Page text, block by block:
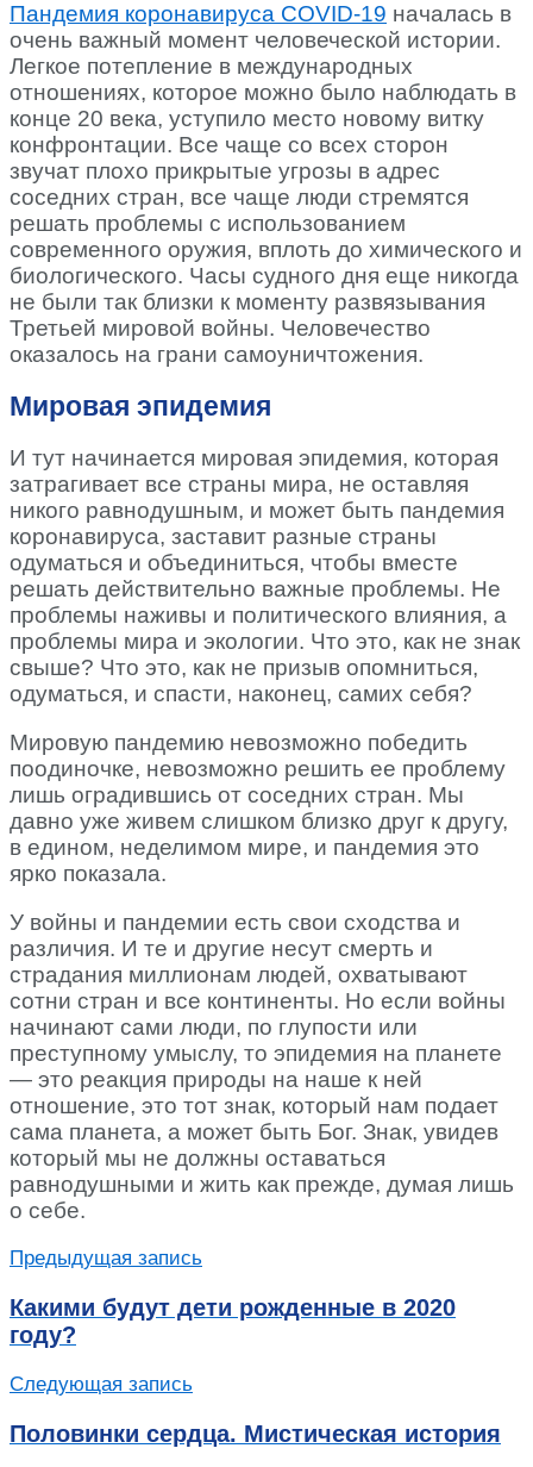
Пандемия коронавируса COVID-19 началась в
очень важный момент человеческой истории.
Легкое потепление в международных
отношениях, которое можно было наблюдать в
конце 20 века, уступило место новому витку
конфронтации. Все чаще со всех сторон
звучат плохо прикрытые угрозы в адрес
соседних стран, все чаще люди стремятся
решать проблемы с использованием
современного оружия, вплоть до химического и
биологического. Часы судного дня еще никогда
не были так близки к моменту развязывания
Третьей мировой войны. Человечество
оказалось на грани самоуничтожения.
Мировая эпидемия
И тут начинается мировая эпидемия, которая
затрагивает все страны мира, не оставляя
никого равнодушным, и может быть пандемия
коронавируса, заставит разные страны
одуматься и объединиться, чтобы вместе
решать действительно важные проблемы. Не
проблемы наживы и политического влияния, а
проблемы мира и экологии. Что это, как не знак
свыше? Что это, как не призыв опомниться,
одуматься, и спасти, наконец, самих себя?
Мировую пандемию невозможно победить
поодиночке, невозможно решить ее проблему
лишь оградившись от соседних стран. Мы
давно уже живем слишком близко друг к другу,
в едином, неделимом мире, и пандемия это
ярко показала.
У войны и пандемии есть свои сходства и
различия. И те и другие несут смерть и
страдания миллионам людей, охватывают
сотни стран и все континенты. Но если войны
начинают сами люди, по глупости или
преступному умыслу, то эпидемия на планете
— это реакция природы на наше к ней
отношение, это тот знак, который нам подает
сама планета, а может быть Бог. Знак, увидев
который мы не должны оставаться
равнодушными и жить как прежде, думая лишь
о себе.
Предыдущая запись
Какими будут дети рожденные в 2020
году?
Следующая запись
Половинки сердца. Мистическая история